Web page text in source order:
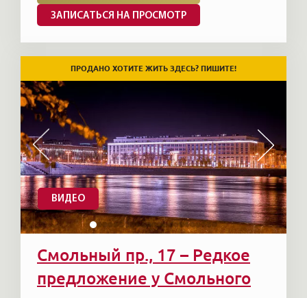
ЗАПИСАТЬСЯ НА ПРОСМОТР
ВИДЕО
ПРОДАНО ХОТИТЕ ЖИТЬ ЗДЕСЬ? ПИШИТЕ!
Смольный пр., 17 – Редкое
предложение у Смольного